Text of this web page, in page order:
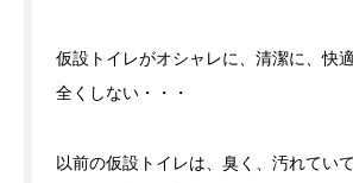
仮設トイレがオシャレに、清潔に、快
全くしない・・・
以前の仮設トイレは、臭く、汚れてい